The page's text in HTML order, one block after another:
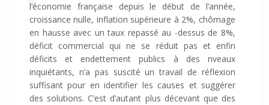
l’économie française depuis le début de l’année,
croissance nulle, inflation supérieure à 2%, chômage
en hausse avec un taux repassé au -dessus de 8%,
déficit commercial qui ne se réduit pas et enfin
déficits et endettement publics à des nveaux
inquiétants, n’a pas suscité un travail de réflexion
suffisant pour en identifier les causes et suggérer
des solutions. C’est d’autant plus décevant que des